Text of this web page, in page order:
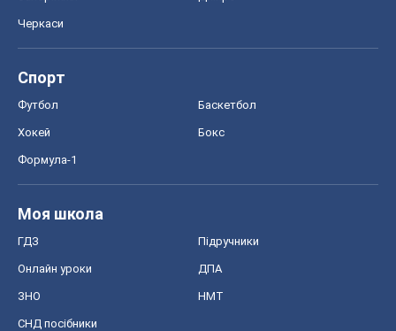
Черкаси
Спорт
Футбол Баскетбол
Хокей Бокс
Формула-1
Моя школа
ГДЗ Підручники
Онлайн уроки ДПА
ЗНО НМТ
СНД посібники